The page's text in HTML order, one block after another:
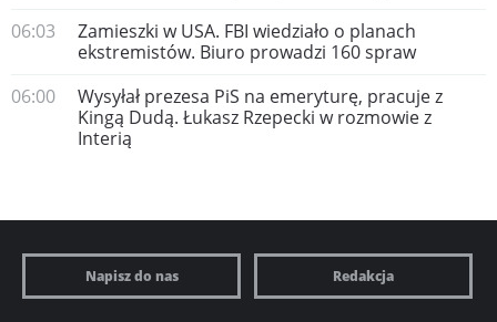
06:03
Zamieszki w USA. FBI wiedziało o planach
ekstremistów. Biuro prowadzi 160 spraw
06:00
Wysyłał prezesa PiS na emeryturę, pracuje z
Kingą Dudą. Łukasz Rzepecki w rozmowie z
Interią
Napisz do nas Redakcja